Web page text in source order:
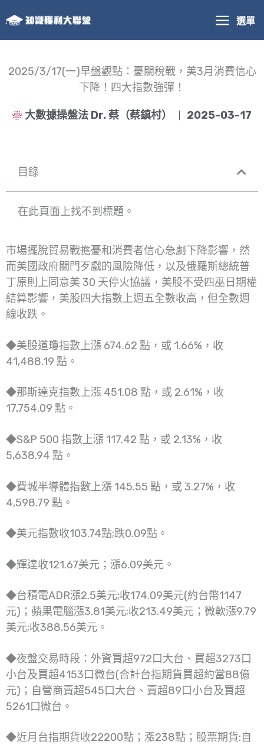
至
主
內
選單
2025/3/17(一)早盤觀點：憂關稅戰，美3月消費信心
下降！四大指數強彈！
大數據操盤法 Dr. 蔡（蔡鎮村） 2025-03-17
目錄
在此頁面上找不到標題。
市場擺脫貿易戰擔憂和消費者信心急劇下降影響，然
而美國政府關門歹戲的風險降低，以及俄羅斯總統普
丁原則上同意美 30 天停火協議，美股不受四巫日期權
結算影響，美股四大指數上週五全數收高，但全數週
線收跌。
◆美股道瓊指數上漲 674.62 點，或 1.66%，收
41,488.19 點。
◆那斯達克指數上漲 451.08 點，或 2.61%，收
17,754.09 點。
◆S&P 500 指數上漲 117.42 點，或 2.13%，收
5,638.94 點。
◆費城半導體指數上漲 145.55 點，或 3.27%，收
4,598.79 點。
◆美元指數收103.74點;跌0.09點。
◆輝達收121.67美元；漲6.09美元。
◆台積電ADR漲2.5美元;收174.09美元(約台幣1147
元)；蘋果電腦漲3.81美元;收213.49美元；微軟漲9.79
美元;收388.56美元。
◆夜盤交易時段：外資買超972口大台、買超3273口
小台及買超4153口微台(合計台指期貨買超約當88億
元)；自營商賣超545口大台、賣超89口小台及買超
5261口微台。
◆近月台指期貨收22200點；漲238點；股票期貨:自